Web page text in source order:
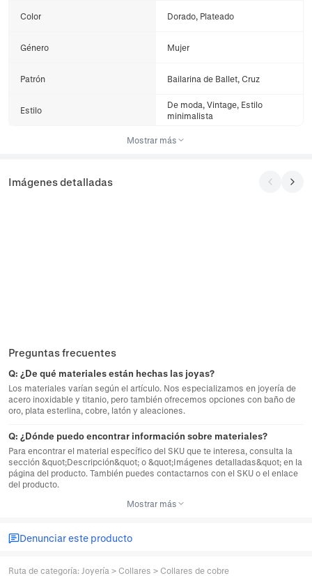
Color Dorado, Plateado
Género Mujer
Patrón Bailarina de Ballet, Cruz
Estilo
De moda, Vintage, Estilo
minimalista
Mostrar más
Imágenes detalladas
Preguntas frecuentes
Q: ¿De qué materiales están hechas las joyas?
Los materiales varían según el artículo. Nos especializamos en joyería de
acero inoxidable y titanio, pero también ofrecemos opciones con baño de
oro, plata esterlina, cobre, latón y aleaciones.
Q: ¿Dónde puedo encontrar información sobre materiales?
Para encontrar el material específico del SKU que te interesa, consulta la
sección &quot;Descripción&quot; o &quot;Imágenes detalladas&quot; en la
página del producto. También puedes contactarnos con el SKU o el enlace
del producto.
Mostrar más
Denunciar este producto
Ruta de categoría: Joyería > Collares > Collares de cobre